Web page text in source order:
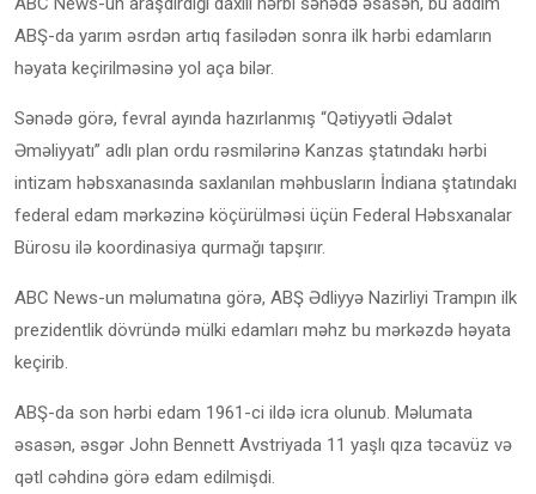
ABŞ-da yarım əsrdən artıq fasilədən sonra ilk hərbi edamların
həyata keçirilməsinə yol aça bilər.
Sənədə görə, fevral ayında hazırlanmış “Qətiyyətli Ədalət
Əməliyyatı” adlı plan ordu rəsmilərinə Kanzas ştatındakı hərbi
intizam həbsxanasında saxlanılan məhbusların İndiana ştatındakı
federal edam mərkəzinə köçürülməsi üçün Federal Həbsxanalar
Bürosu ilə koordinasiya qurmağı tapşırır.
ABC News-un məlumatına görə, ABŞ Ədliyyə Nazirliyi Trampın ilk
prezidentlik dövründə mülki edamları məhz bu mərkəzdə həyata
keçirib.
ABŞ-da son hərbi edam 1961-ci ildə icra olunub. Məlumata
əsasən, əsgər John Bennett Avstriyada 11 yaşlı qıza təcavüz və
qətl cəhdinə görə edam edilmişdi.